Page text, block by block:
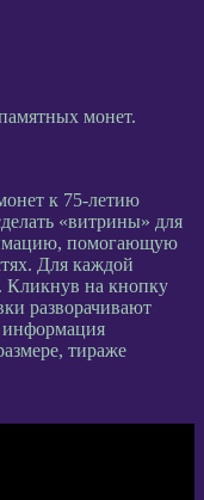
монет.
к 75-летию
«витрины» для
помогающую
Для каждой
Кликнув на кнопку
разворачивают
информация
тираже